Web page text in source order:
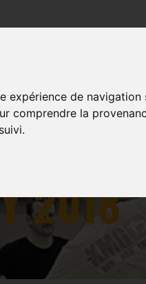
de
la
IN
2018